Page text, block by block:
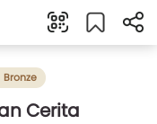
Bronze
Cerita